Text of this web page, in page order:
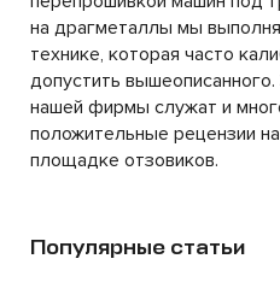
на драгметаллы мы
технике, которая часто
допустить
нашей фирмы служат и
положительные рецензии
площадке отзовиков.
Популярные статьи